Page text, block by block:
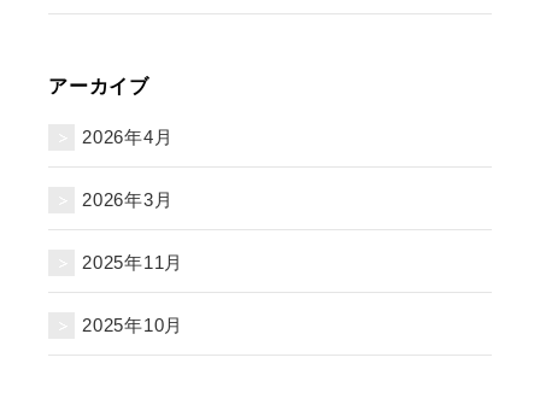
アーカイブ
2026年4月
2026年3月
2025年11月
2025年10月